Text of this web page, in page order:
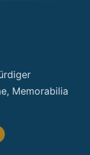
Memorabilia